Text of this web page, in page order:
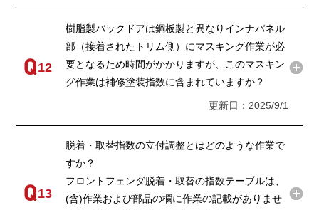
12
樹脂製バックドアは鋼板製と異なりインナパネル
部（接着されたトリム側）にマスキング作業が必
要となるため時間がかかりますが、このマスキン
グ作業は補修塗装指数に含まれていますか？
更新日：2025/9/1
13
脱着・取替指数の立付調整とはどのような作業で
すか？
フロントフェンダ脱着・取替の指数テーブルは、
(含)作業および部品の欄に作業の記載がありませ